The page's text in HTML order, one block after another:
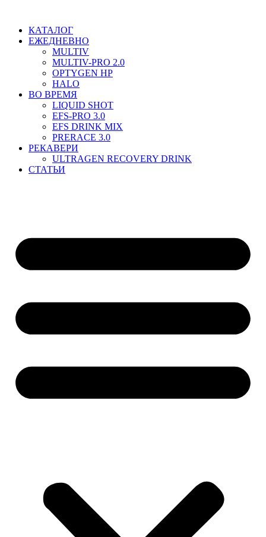
содержимому
КАТАЛОГ
ЕЖЕДНЕВНО
MULTIV
MULTIV-PRO 2.0
OPTYGEN HP
HALO
ВО ВРЕМЯ
LIQUID SHOT
EFS-PRO 3.0
EFS DRINK MIX
PRERACE 3.0
РЕКАВЕРИ
ULTRAGEN RECOVERY DRINK
СТАТЬИ